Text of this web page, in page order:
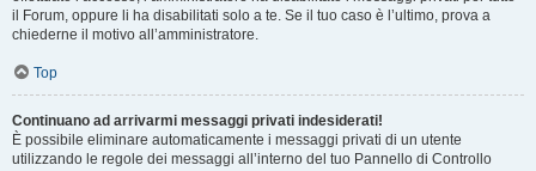
il Forum, oppure li ha disabilitati solo a te. Se il tuo caso è l’ultimo, prova a
chiederne il motivo all’amministratore.
Top
Continuano ad arrivarmi messaggi privati indesiderati!
È possibile eliminare automaticamente i messaggi privati ​​di un utente
utilizzando le regole dei messaggi all’interno del tuo Pannello di Controllo